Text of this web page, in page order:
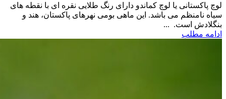
لوچ پاکستانی یا لوچ کماندو دارای رنگ طلایی نقره ای با نقطه های
سیاه نامنظم می باشد. این ماهی بومی نهرهای پاکستان، هند و
بنگلادش است. ...
ادامه مطلب